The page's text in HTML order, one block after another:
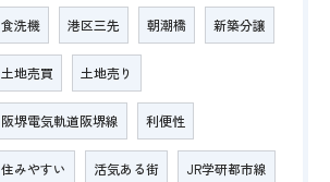
食洗機 港区三先 朝潮橋 新築分譲
土地売買 土地売り
阪堺電気軌道阪堺線 利便性
住みやすい 活気ある街 JR学研都市線